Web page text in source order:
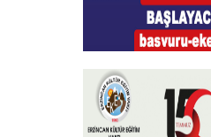
Burs Başvuruları
+